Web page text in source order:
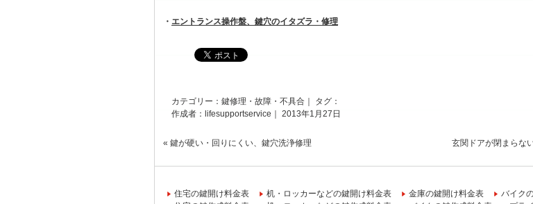
・ エントランス操作盤、鍵穴のイタズラ・修理
カテゴリー： 鍵修理・故障・不具合 ｜ タグ：
作成者：lifesupportservice｜ 2013年1月27日
« 鍵が硬い・回りにくい、鍵穴洗浄修理 玄関ドアが閉まらな
住宅の鍵開け料金表 机・ロッカーなどの鍵開け料金表 金庫の鍵開け料金表 バイク